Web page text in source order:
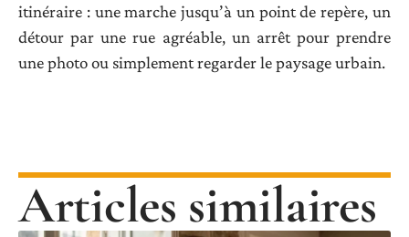
itinéraire : une marche jusqu’à un point de repère, un
détour par une rue agréable, un arrêt pour prendre
une photo ou simplement regarder le paysage urbain.
Articles similaires